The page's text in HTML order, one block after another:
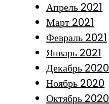
Апрель 2021
Март 2021
Февраль 2021
Январь 2021
Декабрь 2020
Ноябрь 2020
Октябрь 2020